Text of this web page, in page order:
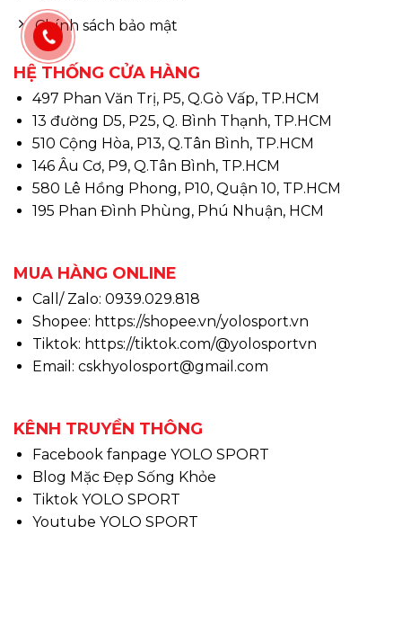
Chính sách bảo mật
HỆ THỐNG CỬA HÀNG
497 Phan Văn Trị, P5, Q.Gò Vấp, TP.HCM
13 đường D5, P25, Q. Bình Thạnh, TP.HCM
510 Cộng Hòa, P13, Q.Tân Bình, TP.HCM
146 Âu Cơ, P9, Q.Tân Bình, TP.HCM
580 Lê Hồng Phong, P10, Quận 10, TP.HCM
195 Phan Đình Phùng, Phú Nhuận, HCM
MUA HÀNG ONLINE
Call/ Zalo: 0939.029.818
Shopee: https://shopee.vn/yolosport.vn
Tiktok: https://tiktok.com/@yolosportvn
Email: cskhyolosport@gmail.com
KÊNH TRUYỀN THÔNG
Facebook fanpage YOLO SPORT
Blog Mặc Đẹp Sống Khỏe
Tiktok YOLO SPORT
Youtube YOLO SPORT